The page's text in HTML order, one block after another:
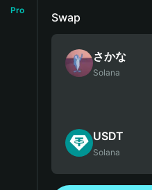
Pro
Swap
さかな
Solana
USDT
Solana